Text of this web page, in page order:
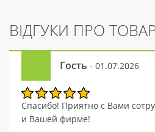
ВІДГУКИ ПРО
Гость - 01.07.2026
Спасибо! Приятно с Вами
и Вашей фирме!